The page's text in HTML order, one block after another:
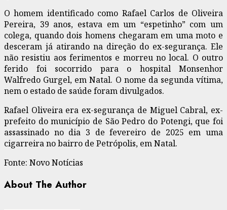
O homem identificado como Rafael Carlos de Oliveira
Pereira, 39 anos, estava em um “espetinho” com um
colega, quando dois homens chegaram em uma moto e
desceram já atirando na direção do ex-segurança. Ele
não resistiu aos ferimentos e morreu no local. O outro
ferido foi socorrido para o hospital Monsenhor
Walfredo Gurgel, em Natal. O nome da segunda vítima,
nem o estado de saúde foram divulgados.
Rafael Oliveira era ex-segurança de Miguel Cabral, ex-
prefeito do município de São Pedro do Potengi, que foi
assassinado no dia 3 de fevereiro de 2025 em uma
cigarreira no bairro de Petrópolis, em Natal.
Fonte: Novo Notícias
About The Author